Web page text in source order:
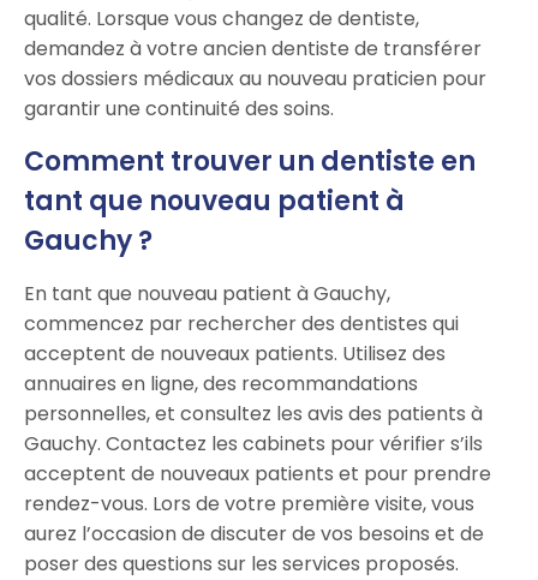
qualité. Lorsque vous changez de dentiste,
demandez à votre ancien dentiste de transférer
vos dossiers médicaux au nouveau praticien pour
garantir une continuité des soins.
Comment trouver un dentiste en
tant que nouveau patient à
Gauchy ?
En tant que nouveau patient à Gauchy,
commencez par rechercher des dentistes qui
acceptent de nouveaux patients. Utilisez des
annuaires en ligne, des recommandations
personnelles, et consultez les avis des patients à
Gauchy. Contactez les cabinets pour vérifier s’ils
acceptent de nouveaux patients et pour prendre
rendez-vous. Lors de votre première visite, vous
aurez l’occasion de discuter de vos besoins et de
poser des questions sur les services proposés.